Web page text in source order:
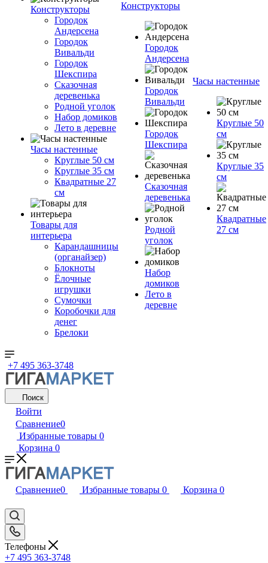
Конструкторы
Городок
Андерсена
Городок
Вивальди
Городок
Шекспира
Сказочная
деревенька
Родной уголок
Набор домиков
Лето в деревне
Часы настенные
Круглые 50 см
Круглые 35 см
Квадратные 27
см
Товары для
интерьера
Карандашницы
(органайзер)
Блокноты
Ёлочные
игрушки
Сумочки
Коробочки для
денег
Брелоки
Конструкторы
Городок
Андерсена
Городок
Вивальди
Городок
Шекспира
Сказочная
деревенька
Родной
уголок
Набор
домиков
Лето в
деревне
Часы настенные
Круглые 50
см
Круглые 35
см
Квадратные
27 см
+7 495 363-3748
Поиск
Войти
Сравнение0
Избранные товары 0
Корзина 0
Сравнение0 Избранные товары 0 Корзина 0
Телефоны
+7 495 363-3748